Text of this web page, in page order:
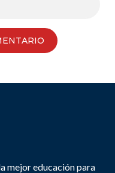
mejor educación para